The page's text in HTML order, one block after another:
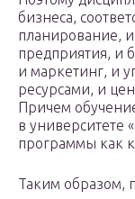
бизнеса,
планирование,
предприятия, и
и маркетинг, и
ресурсами, и
Причем
в университете
программы как
Таким образом,